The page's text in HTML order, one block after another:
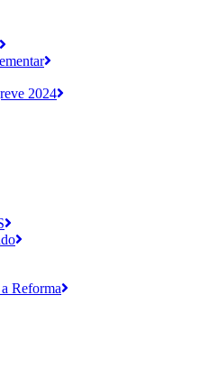
2024
Reforma